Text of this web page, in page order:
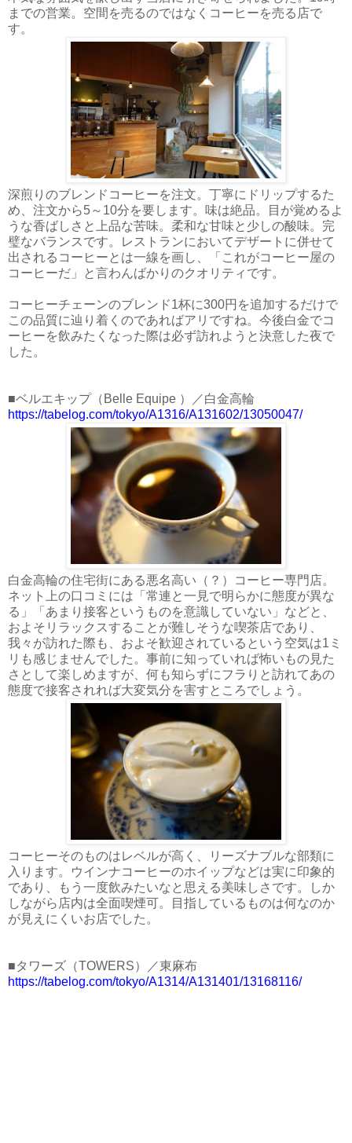
までの営業。空間を売るのではなくコーヒーを売る店で
す。
深煎りのブレンドコーヒーを注文。丁寧にドリップするた
め、注文から5～10分を要します。味は絶品。目が覚めるよ
うな香ばしさと上品な苦味。柔和な甘味と少しの酸味。完
璧なバランスです。レストランにおいてデザートに併せて
出されるコーヒーとは一線を画し、「これがコーヒー屋の
コーヒーだ」と言わんばかりのクオリティです。
コーヒーチェーンのブレンド1杯に300円を追加するだけで
この品質に辿り着くのであればアリですね。今後白金でコ
ーヒーを飲みたくなった際は必ず訪れようと決意した夜で
した。
■ベルエキップ（Belle Equipe ）／白金高輪
https://tabelog.com/tokyo/A1316/A131602/13050047/
白金高輪の住宅街にある悪名高い（？）コーヒー専門店。
ネット上の口コミには「常連と一見で明らかに態度が異な
る」「あまり接客というものを意識していない」などと、
およそリラックスすることが難しそうな喫茶店であり、
我々が訪れた際も、およそ歓迎されているという空気は1ミ
リも感じませんでした。事前に知っていれば怖いもの見た
さとして楽しめますが、何も知らずにフラりと訪れてあの
態度で接客されれば大変気分を害すところでしょう。
コーヒーそのものはレベルが高く、リーズナブルな部類に
入ります。ウインナコーヒーのホイップなどは実に印象的
であり、もう一度飲みたいなと思える美味しさです。しか
しながら店内は全面喫煙可。目指しているものは何なのか
が見えにくいお店でした。
■タワーズ（TOWERS）／東麻布
https://tabelog.com/tokyo/A1314/A131401/13168116/